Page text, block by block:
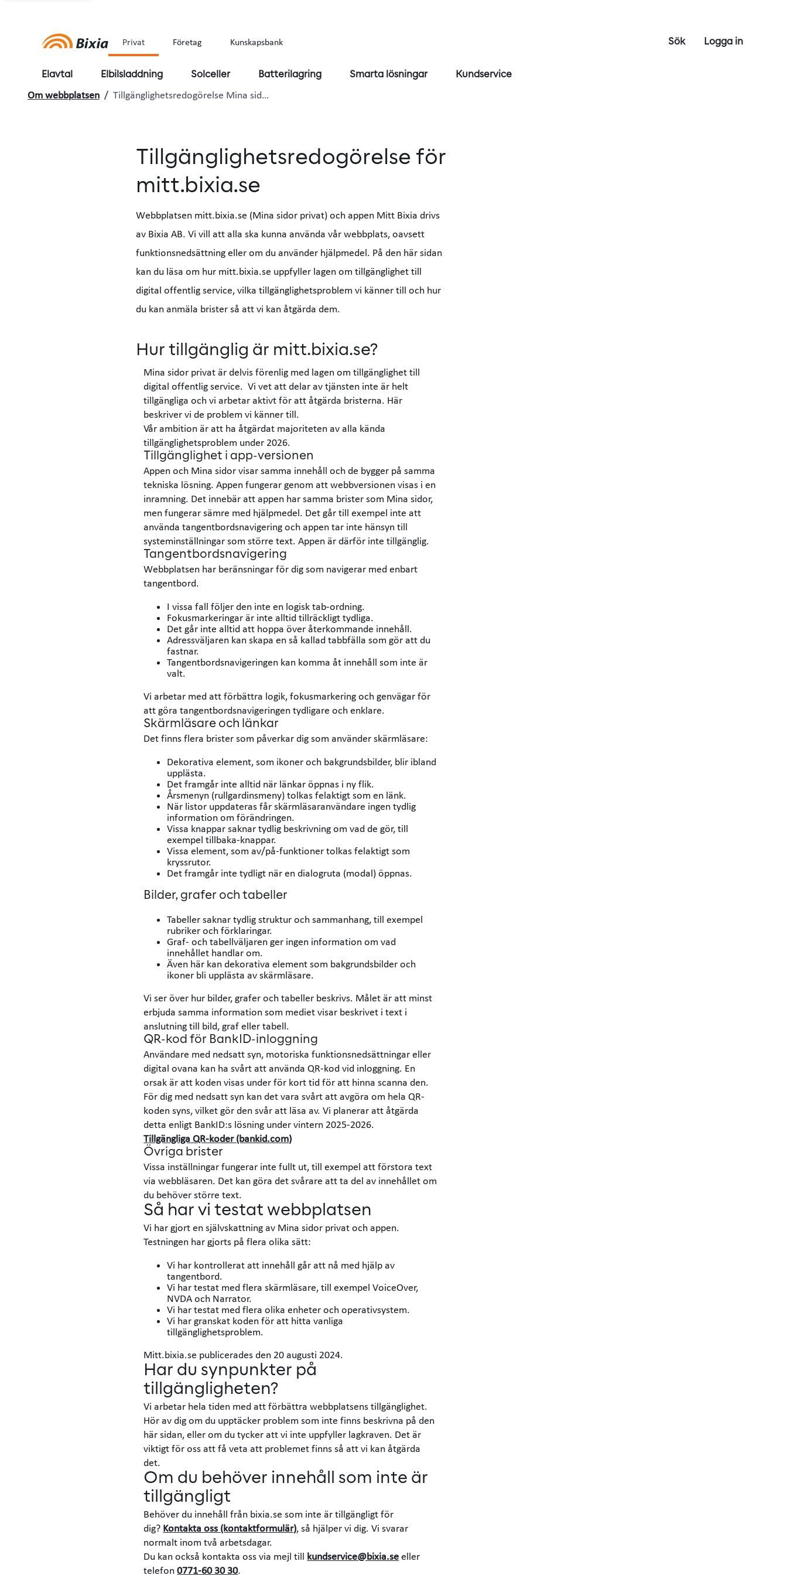
Privat Företag Kunskapsbank Sök Logga in
Elavtal Elbilsladdning Solceller Batterilagring Smarta lösningar Kundservice
Om webbplatsen / Tillgänglighetsredogörelse Mina sid…
Tillgänglighetsredogörelse för
mitt.bixia.se
Webbplatsen mitt.bixia.se (Mina sidor privat) och appen Mitt Bixia drivs
av Bixia AB. Vi vill att alla ska kunna använda vår webbplats, oavsett
funktionsnedsättning eller om du använder hjälpmedel. På den här sidan
kan du läsa om hur mitt.bixia.se uppfyller lagen om tillgänglighet till
digital offentlig service, vilka tillgänglighetsproblem vi känner till och hur
du kan anmäla brister så att vi kan åtgärda dem.
Hur tillgänglig är mitt.bixia.se?
Mina sidor privat är delvis förenlig med lagen om tillgänglighet till
digital offentlig service. Vi vet att delar av tjänsten inte är helt
tillgängliga och vi arbetar aktivt för att åtgärda bristerna. Här
beskriver vi de problem vi känner till.
Vår ambition är att ha åtgärdat majoriteten av alla kända
tillgänglighetsproblem under 2026.
Tillgänglighet i app-versionen
Appen och Mina sidor visar samma innehåll och de bygger på samma
tekniska lösning. Appen fungerar genom att webbversionen visas i en
inramning. Det innebär att appen har samma brister som Mina sidor,
men fungerar sämre med hjälpmedel. Det går till exempel inte att
använda tangentbordsnavigering och appen tar inte hänsyn till
systeminställningar som större text. Appen är därför inte tillgänglig.
Tangentbordsnavigering
Webbplatsen har beränsningar för dig som navigerar med enbart
tangentbord.
I vissa fall följer den inte en logisk tab-ordning.
Fokusmarkeringar är inte alltid tillräckligt tydliga.
Det går inte alltid att hoppa över återkommande innehåll.
Adressväljaren kan skapa en så kallad tabbfälla som gör att du
fastnar.
Tangentbordsnavigeringen kan komma åt innehåll som inte är
valt.
Vi arbetar med att förbättra logik, fokusmarkering och genvägar för
att göra tangentbordsnavigeringen tydligare och enklare.
Skärmläsare och länkar
Det finns flera brister som påverkar dig som använder skärmläsare:
Dekorativa element, som ikoner och bakgrundsbilder, blir ibland
upplästa.
Det framgår inte alltid när länkar öppnas i ny flik.
Årsmenyn (rullgardinsmeny) tolkas felaktigt som en länk.
När listor uppdateras får skärmläsaranvändare ingen tydlig
information om förändringen.
Vissa knappar saknar tydlig beskrivning om vad de gör, till
exempel tillbaka-knappar.
Vissa element, som av/på-funktioner tolkas felaktigt som
kryssrutor.
Det framgår inte tydligt när en dialogruta (modal) öppnas.
Bilder, grafer och tabeller
Tabeller saknar tydlig struktur och sammanhang, till exempel
rubriker och förklaringar.
Graf- och tabellväljaren ger ingen information om vad
innehållet handlar om.
Även här kan dekorativa element som bakgrundsbilder och
ikoner bli upplästa av skärmläsare.
Vi ser över hur bilder, grafer och tabeller beskrivs. Målet är att minst
erbjuda samma information som mediet visar beskrivet i text i
anslutning till bild, graf eller tabell.
QR-kod för BankID-inloggning
Användare med nedsatt syn, motoriska funktionsnedsättningar eller
digital ovana kan ha svårt att använda QR-kod vid inloggning. En
orsak är att koden visas under för kort tid för att hinna scanna den.
För dig med nedsatt syn kan det vara svårt att avgöra om hela QR-
koden syns, vilket gör den svår att läsa av. Vi planerar att åtgärda
detta enligt BankID:s lösning under vintern 2025-2026.
Tillgängliga QR-koder (bankid.com)
Övriga brister
Vissa inställningar fungerar inte fullt ut, till exempel att förstora text
via webbläsaren. Det kan göra det svårare att ta del av innehållet om
du behöver större text.
Så har vi testat webbplatsen
Vi har gjort en självskattning av Mina sidor privat och appen.
Testningen har gjorts på flera olika sätt:
Vi har kontrollerat att innehåll går att nå med hjälp av
tangentbord.
Vi har testat med flera skärmläsare, till exempel VoiceOver,
NVDA och Narrator.
Vi har testat med flera olika enheter och operativsystem.
Vi har granskat koden för att hitta vanliga
tillgänglighetsproblem.
Mitt.bixia.se publicerades den 20 augusti 2024.
Har du synpunkter på
tillgängligheten?
Vi arbetar hela tiden med att förbättra webbplatsens tillgänglighet.
Hör av dig om du upptäcker problem som inte finns beskrivna på den
här sidan, eller om du tycker att vi inte uppfyller lagkraven. Det är
viktigt för oss att få veta att problemet finns så att vi kan åtgärda
det.
Om du behöver innehåll som inte är
tillgängligt
Behöver du innehåll från bixia.se som inte är tillgängligt för
dig? Kontakta oss (kontaktformulär), så hjälper vi dig. Vi svarar
normalt inom två arbetsdagar.
Du kan också kontakta oss via mejl till kundservice@bixia.se eller
telefon0771-60 30 30.